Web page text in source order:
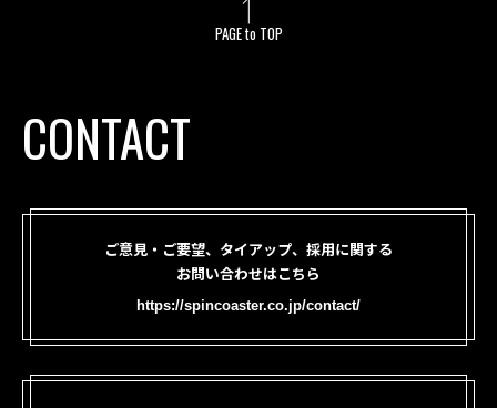
PAGE to TOP
CONTACT
ご意見・ご要望、タイアップ、採用に関する
お問い合わせはこちら
https://spincoaster.co.jp/contact/